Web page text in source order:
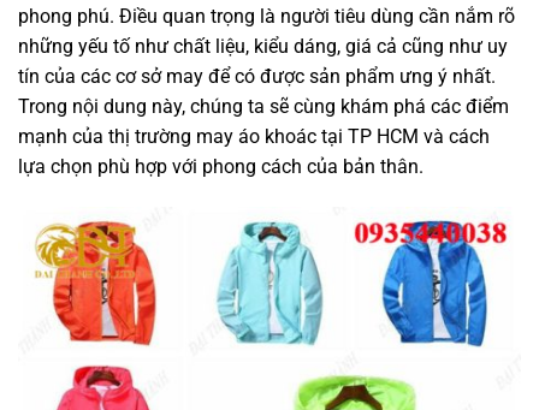
phong phú. Điều quan trọng là người tiêu dùng cần nắm rõ
những yếu tố như chất liệu, kiểu dáng, giá cả cũng như uy
tín của các cơ sở may để có được sản phẩm ưng ý nhất.
Trong nội dung này, chúng ta sẽ cùng khám phá các điểm
mạnh của thị trường may áo khoác tại TP HCM và cách
lựa chọn phù hợp với phong cách của bản thân.